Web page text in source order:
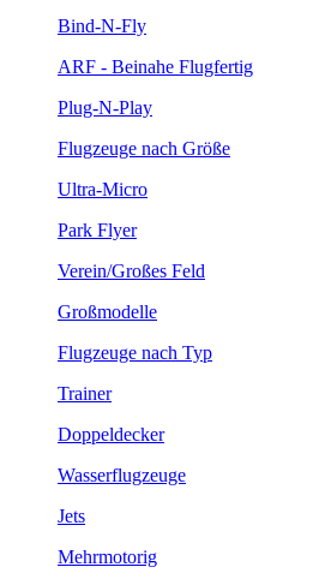
Bind-N-Fly
ARF - Beinahe Flugfertig
Plug-N-Play
Flugzeuge nach Größe
Ultra-Micro
Park Flyer
Verein/Großes Feld
Großmodelle
Flugzeuge nach Typ
Trainer
Doppeldecker
Wasserflugzeuge
Jets
Mehrmotorig